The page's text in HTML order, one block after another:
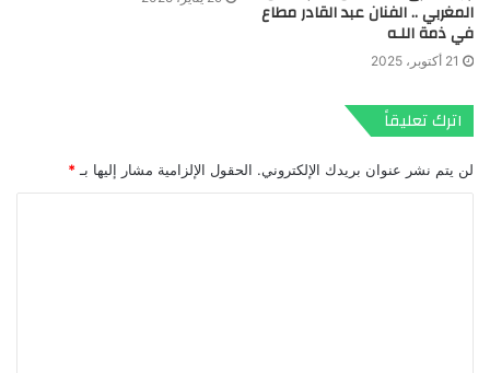
المغربي .. الفنان عبد القادر مطاع
في ذمة اللـه
21 أكتوبر، 2025
اترك تعليقاً
لن يتم نشر عنوان بريدك الإلكتروني. الحقول الإلزامية مشار إليها بـ *